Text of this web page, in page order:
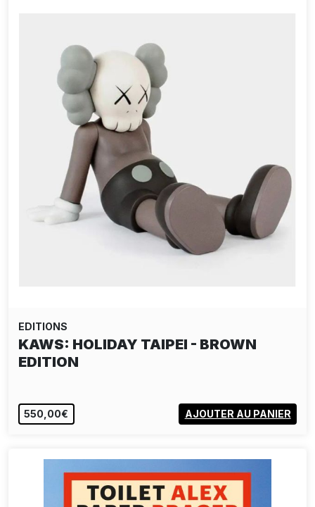
EDITIONS
KAWS: HOLIDAY TAIPEI - BROWN
EDITION
550,00€ AJOUTER AU PANIER